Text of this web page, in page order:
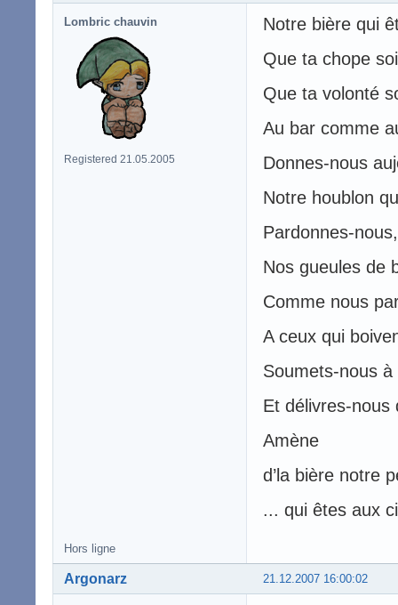
Lombric chauvin
Registered 21.05.2005
Notre bière qui
Que ta chope
Que ta volonté
Au bar comme
Donnes-nous
Notre houblon
Pardonnes-nous,
Nos gueules de
Comme nous
A ceux qui
Soumets-nous
Et délivres-nous
Amène
d’la bière notre
... qui êtes aux
Hors ligne
21.12.2007 16:00:02
Argonarz